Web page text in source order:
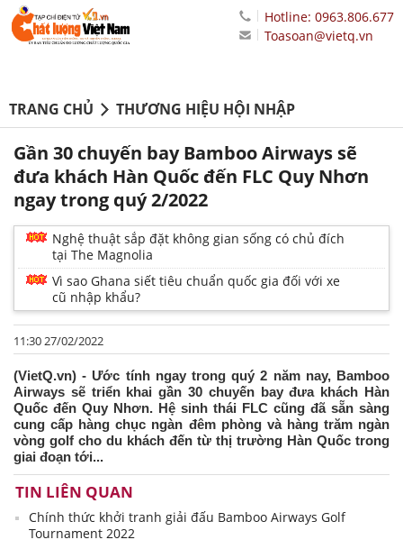
Hotline: 0963.806.677
Toasoan@vietq.vn
TRANG CHỦ THƯƠNG HIỆU HỘI NHẬP
Gần 30 chuyến bay Bamboo Airways sẽ
đưa khách Hàn Quốc đến FLC Quy Nhơn
ngay trong quý 2/2022
Nghệ thuật sắp đặt không gian sống có chủ đích
tại The Magnolia
Vì sao Ghana siết tiêu chuẩn quốc gia đối với xe
cũ nhập khẩu?
11:30 27/02/2022
(VietQ.vn) - Ước tính ngay trong quý 2 năm nay, Bamboo
Airways sẽ triển khai gần 30 chuyến bay đưa khách Hàn
Quốc đến Quy Nhơn. Hệ sinh thái FLC cũng đã sẵn sàng
cung cấp hàng chục ngàn đêm phòng và hàng trăm ngàn
vòng golf cho du khách đến từ thị trường Hàn Quốc trong
giai đoạn tới...
TIN LIÊN QUAN
Chính thức khởi tranh giải đấu Bamboo Airways Golf
Tournament 2022